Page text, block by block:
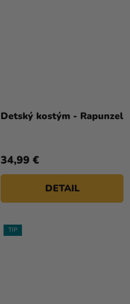
Detský kostým - Rapunzel
34,99 €
DETAIL
TIP